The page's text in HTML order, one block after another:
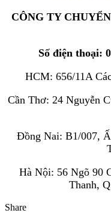
CÔNG TY
Số điện thoại:
HCM: 656/11A
Cần Thơ: 24 Nguyễn
Đồng Nai: B1/007,
Hà Nội: 56 Ngõ 90
Thanh,
Share